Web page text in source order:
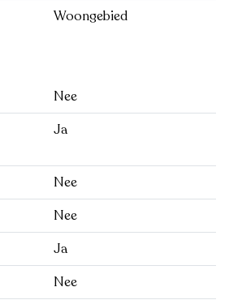
Woongebied
Nee
Ja
Nee
Nee
Ja
Nee